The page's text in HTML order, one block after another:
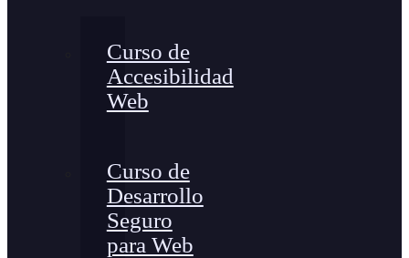
Curso de
Accesibilidad
Web
Curso de
Desarrollo
Seguro
para Web